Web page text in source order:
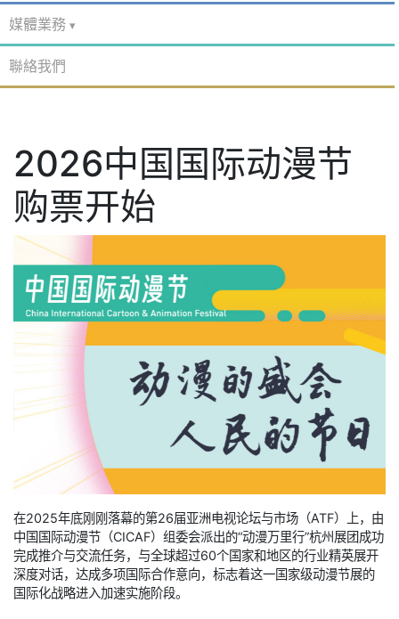
媒體業務
聯絡我們
2026中国国际动漫节
购票开始
在2025年底刚刚落幕的第26届亚洲电视论坛与市场（ATF）上，由
中国国际动漫节（CICAF）组委会派出的“动漫万里行”杭州展团成功
完成推介与交流任务，与全球超过60个国家和地区的行业精英展开
深度对话，达成多项国际合作意向，标志着这一国家级动漫节展的
国际化战略进入加速实施阶段。